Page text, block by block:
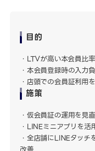
目的
LTVが高い本会員比
本会員登録時の入力
店頭での会員証利用
施策
仮会員証の運用を見
LINEミニアプリを活
全店舗にLINEタッチ